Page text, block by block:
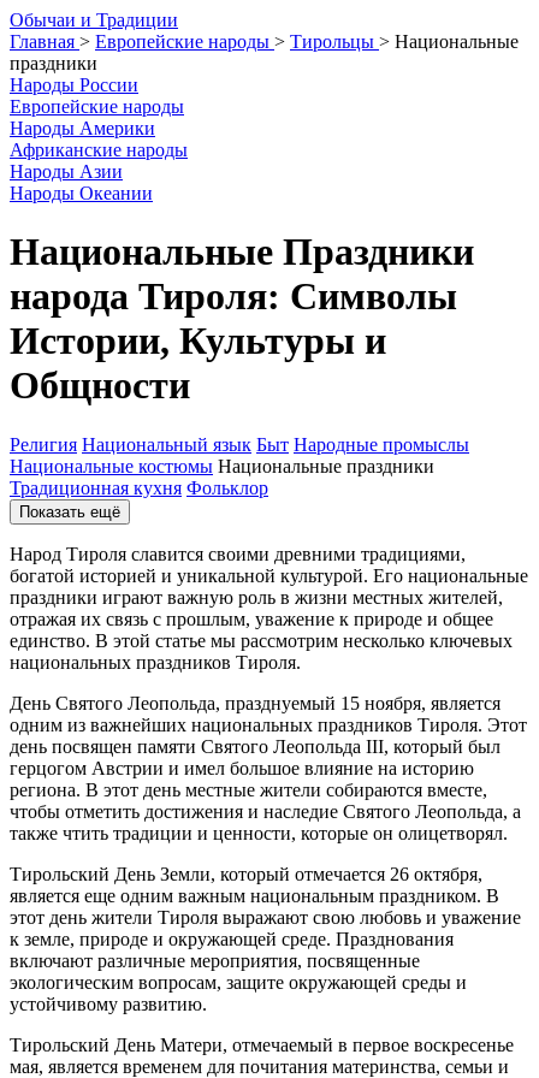
Обычаи и Традиции
Главная > Европейские народы > Тирольцы > Национальные
праздники
Народы России
Европейские народы
Народы Америки
Африканские народы
Народы Азии
Народы Океании
Национальные Праздники
народа Тироля: Символы
Истории, Культуры и
Общности
Религия Национальный язык Быт Народные промыслы
Национальные костюмы Национальные праздники
Традиционная кухня Фольклор
Показать ещё
Народ Тироля славится своими древними традициями,
богатой историей и уникальной культурой. Его национальные
праздники играют важную роль в жизни местных жителей,
отражая их связь с прошлым, уважение к природе и общее
единство. В этой статье мы рассмотрим несколько ключевых
национальных праздников Тироля.
День Святого Леопольда, празднуемый 15 ноября, является
одним из важнейших национальных праздников Тироля. Этот
день посвящен памяти Святого Леопольда III, который был
герцогом Австрии и имел большое влияние на историю
региона. В этот день местные жители собираются вместе,
чтобы отметить достижения и наследие Святого Леопольда, а
также чтить традиции и ценности, которые он олицетворял.
Тирольский День Земли, который отмечается 26 октября,
является еще одним важным национальным праздником. В
этот день жители Тироля выражают свою любовь и уважение
к земле, природе и окружающей среде. Празднования
включают различные мероприятия, посвященные
экологическим вопросам, защите окружающей среды и
устойчивому развитию.
Тирольский День Матери, отмечаемый в первое воскресенье
мая, является временем для почитания материнства, семьи и